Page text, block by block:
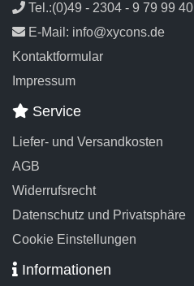
Tel.:(0)49 - 2304 - 9 79 99 40
E-Mail: info@xycons.de
Kontaktformular
Impressum
Service
Liefer- und Versandkosten
AGB
Widerrufsrecht
Datenschutz und Privatsphäre
Cookie Einstellungen
Informationen